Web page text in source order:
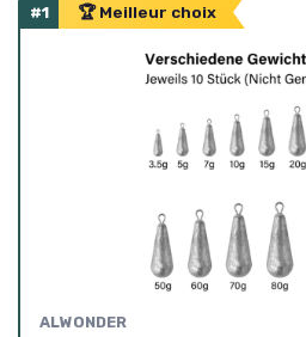
#1 🏆 Meilleur choix
ALWONDER